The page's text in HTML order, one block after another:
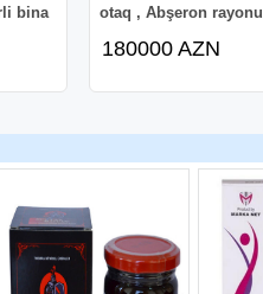
bina
otaq , Abşeron rayonu
180000 AZN